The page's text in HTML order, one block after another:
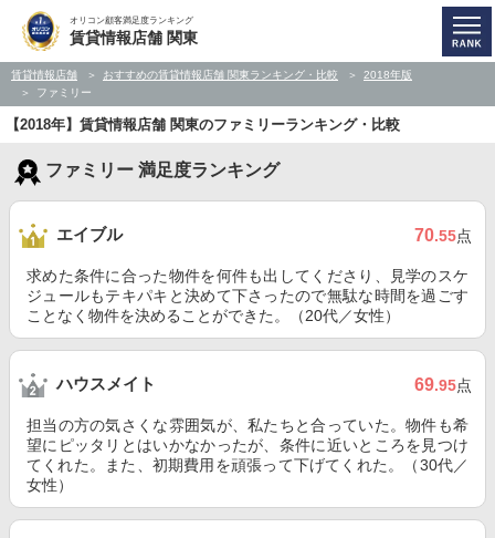
オリコン顧客満足度ランキング
賃貸情報店舗 関東
賃貸情報店舗 おすすめの賃貸情報店舗 関東ランキング・比較
2018年版
ファミリー
【2018年】賃貸情報店舗 関東のファミリーランキング・比較
ファミリー 満足度ランキング
エイブル 70.55点
求めた条件に合った物件を何件も出してくださり、見学のスケ
ジュールもテキパキと決めて下さったので無駄な時間を過ごす
ことなく物件を決めることができた。（20代／女性）
ハウスメイト 69.95点
担当の方の気さくな雰囲気が、私たちと合っていた。物件も希
望にピッタリとはいかなかったが、条件に近いところを見つけ
てくれた。また、初期費用を頑張って下げてくれた。（30代／
女性）